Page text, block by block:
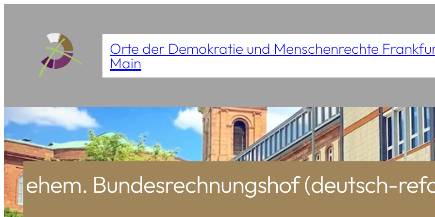
Orte der Demokratie und Menschenrechte
Main
ehem. Bundesrechnungshof (deutsch-